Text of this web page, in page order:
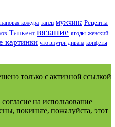
кожура танец мужчина Рецепты
Ташкент вязание ягоды женский
картинки что внутри дивана конфеты
только с активной ссылкой
на использование
покиньте, пожалуйста, этот